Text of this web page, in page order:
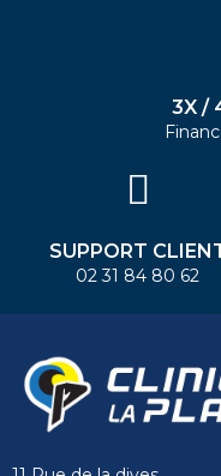
3X /
SUPPORT
02 31 84 80 62